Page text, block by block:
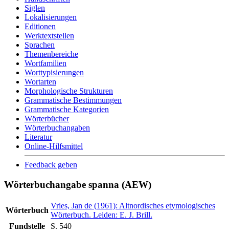
Siglen
Lokalisierungen
Editionen
Werktextstellen
Sprachen
Themenbereiche
Wortfamilien
Worttypisierungen
Wortarten
Morphologische Strukturen
Grammatische Bestimmungen
Grammatische Kategorien
Wörterbücher
Wörterbuchangaben
Literatur
Online-Hilfsmittel
Feedback geben
Wörterbuchangabe spanna (AEW)
Wörterbuch
Vries, Jan de (1961): Altnordisches etymologisches
Wörterbuch. Leiden: E. J. Brill.
Fundstelle
S. 540